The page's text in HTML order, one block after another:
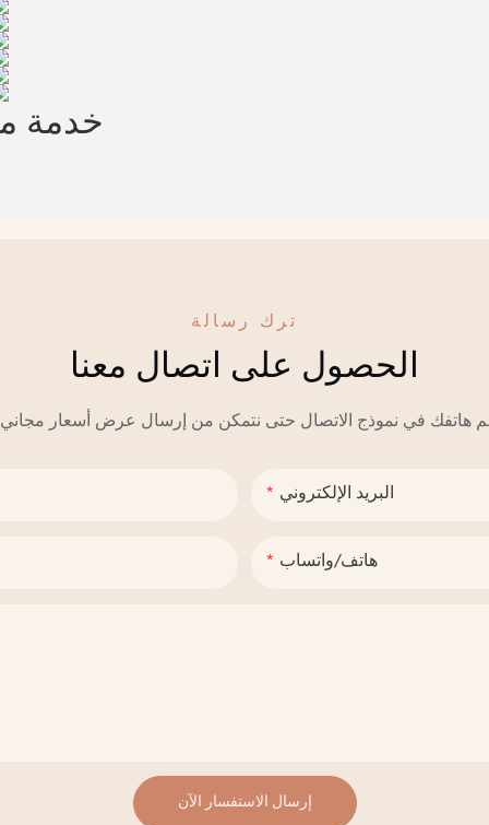
خدمة
ترك رسالة
الحصول على اتصال معنا
البريد الإلكتروني
هاتف/واتساب
إرسال الاستفسار الآن